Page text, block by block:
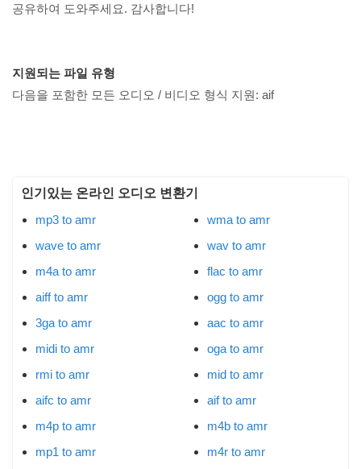
공유하여 도와주세요. 감사합니다!
지원되는 파일 유형
다음을 포함한 모든 오디오 / 비디오 형식 지원: aif
인기있는 온라인 오디오 변환기
mp3 to amr
wave to amr
m4a to amr
aiff to amr
3ga to amr
midi to amr
rmi to amr
aifc to amr
m4p to amr
mp1 to amr
wma to amr
wav to amr
flac to amr
ogg to amr
aac to amr
oga to amr
mid to amr
aif to amr
m4b to amr
m4r to amr